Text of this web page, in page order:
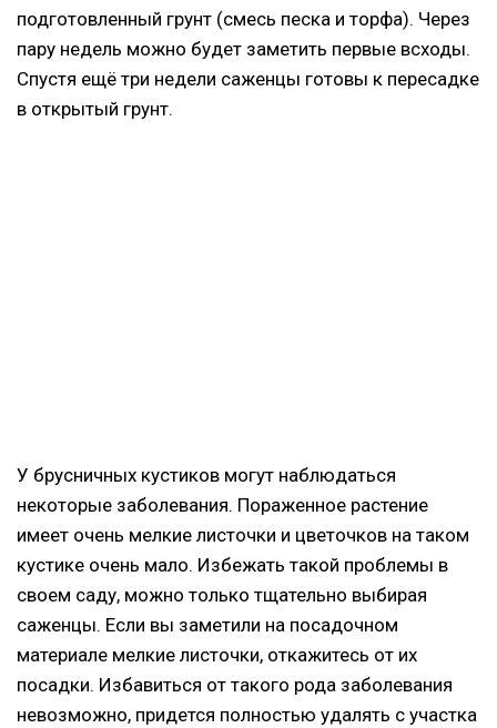
подготовленный грунт (смесь песка и торфа). Через
пару недель можно будет заметить первые всходы.
Спустя ещё три недели саженцы готовы к пересадке
в открытый грунт.
У брусничных кустиков могут наблюдаться
некоторые заболевания. Пораженное растение
имеет очень мелкие листочки и цветочков на таком
кустике очень мало. Избежать такой проблемы в
своем саду, можно только тщательно выбирая
саженцы. Если вы заметили на посадочном
материале мелкие листочки, откажитесь от их
посадки. Избавиться от такого рода заболевания
невозможно, придется полностью удалять с участка